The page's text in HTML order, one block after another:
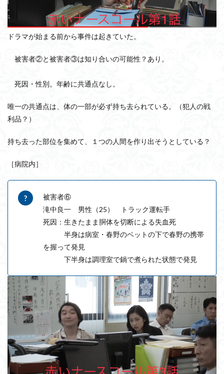
ドラマが始まる前から事件は起きていた。
被害者②と被害者③は知り合いの可能性？あり。
死因・性別。年齢に共通点なし。
唯一の共通点は、体の一部が必ず持ち去られている。（犯人の戦
利品？）
持ち去った部位を集めて、１つの人間を作り出そうとしている？
［病院内］
被害者⑥
滝中良一 男性（25） トラック運転手
死因：生きたまま胴体を切断による失血死
半身は病室・春野のベットの下で春野の携帯
を握って発見
下半身は調理室で鍋で煮られた状態で発見